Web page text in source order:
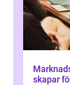
skapar